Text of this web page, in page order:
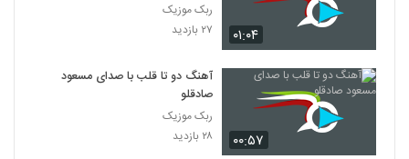
۰۱:۰۴
ربک موزیک
۲۷ بازدید
۰۰:۵۷
آهنگ دو تا قلب با صدای مسعود
صادقلو
ربک موزیک
۲۸ بازدید